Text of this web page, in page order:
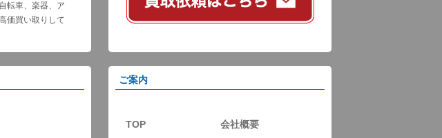
転車、楽器、ア
価買い取りして
ご案内
TOP 会社概要